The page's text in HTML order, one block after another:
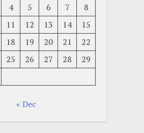
4 5 6 7
8
11 12 13 14
15
18 19 20 21
22
25 26 27 28
29
« Dec